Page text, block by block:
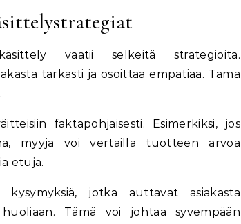
vaatii selkeitä strategioita.
tarkasti ja osoittaa empatiaa. Tämä
faktapohjaisesti. Esimerkiksi, jos
myyjä voi vertailla tuotteen arvoa
etuja.
jotka auttavat asiakasta
Tämä voi johtaa syvempään